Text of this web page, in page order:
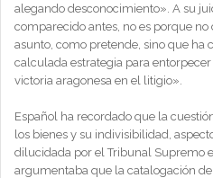
alegando desconocimiento». A su
comparecido antes, no es porque
asunto, como pretende, sino que ha
calculada estrategia para
victoria aragonesa en el litigio».
Español ha recordado que la
los bienes y su indivisibilidad,
dilucidada por el Tribunal Supremo
argumentaba que la catalogación de